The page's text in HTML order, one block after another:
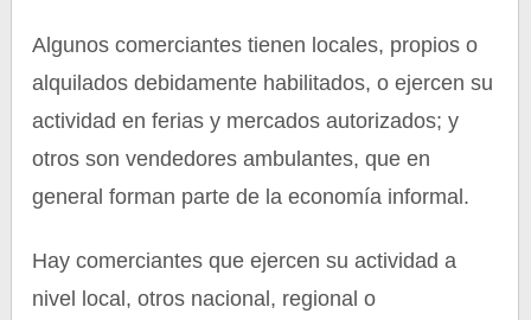
Algunos comerciantes tienen locales, propios o
alquilados debidamente habilitados, o ejercen su
actividad en ferias y mercados autorizados; y
otros son vendedores ambulantes, que en
general forman parte de la economía informal.
Hay comerciantes que ejercen su actividad a
nivel local, otros nacional, regional o